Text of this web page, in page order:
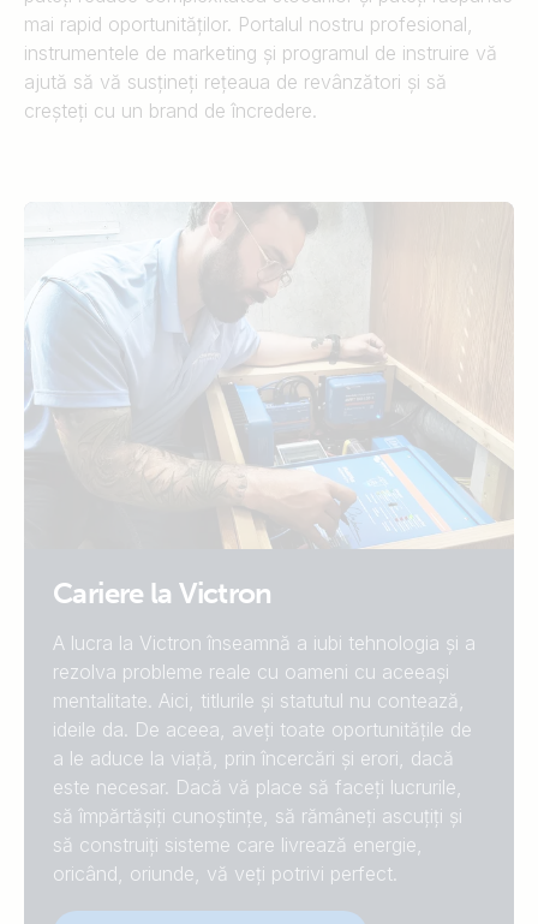
mai rapid oportunităților. Portalul nostru profesional,
instrumentele de marketing și programul de instruire vă
ajută să vă susțineți rețeaua de revânzători și să
creșteți cu un brand de încredere.
Cariere la Victron
A lucra la Victron înseamnă a iubi tehnologia și a
rezolva probleme reale cu oameni cu aceeași
mentalitate. Aici, titlurile și statutul nu contează,
ideile da. De aceea, aveți toate oportunitățile de
a le aduce la viață, prin încercări și erori, dacă
este necesar. Dacă vă place să faceți lucrurile,
să împărtășiți cunoștințe, să rămâneți ascuțiți și
să construiți sisteme care livrează energie,
oricând, oriunde, vă veți potrivi perfect.